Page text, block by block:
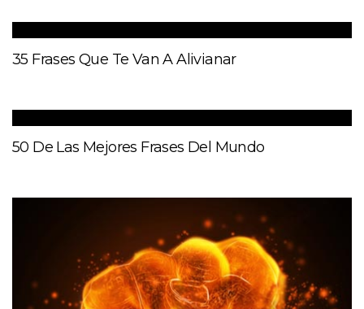
35 Frases Que Te Van A Alivianar
50 De Las Mejores Frases Del Mundo